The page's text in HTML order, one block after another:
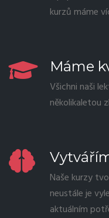
kurzů máme
Máme
Všichni naši
několikaletou
Naše kurzy
neustále je
aktuálním